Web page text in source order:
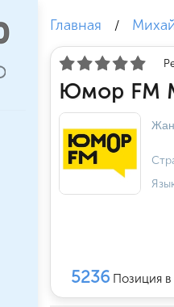
Главная /
Юмор FM
5236 Позиция в